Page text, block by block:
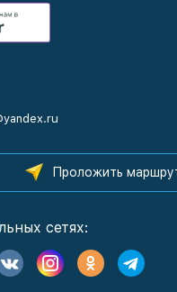
Проложить
сетях: